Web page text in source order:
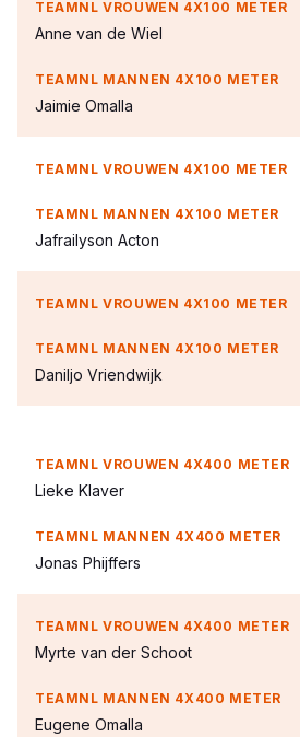
Anne van de Wiel
Jaimie Omalla
Jafrailyson Acton
Daniljo Vriendwijk
Lieke Klaver
Jonas Phijffers
Myrte van der Schoot
Eugene Omalla